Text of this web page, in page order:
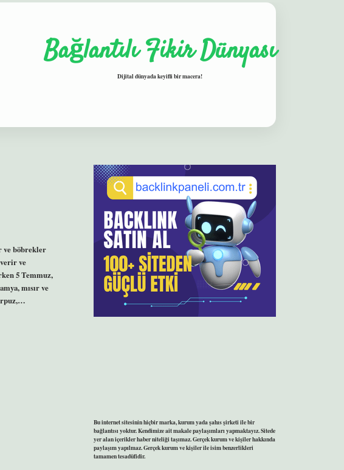
Bağlantılı Fikir Dünyası
Dijital dünyada keyifli bir macera!
ve böbrekler
ve
5 Temmuz,
mısır ve
Bu internet sitesinin hiçbir marka, kurum yada şahıs şirketi ile bir
bağlantısı yoktur. Kendimize ait makale paylaşımları yapmaktayız. Sitede
yer alan içerikler haber niteliği taşımaz. Gerçek kurum ve kişiler hakkında
paylaşım yapılmaz. Gerçek kurum ve kişiler ile isim benzerlikleri
tamamen tesadüfidir.